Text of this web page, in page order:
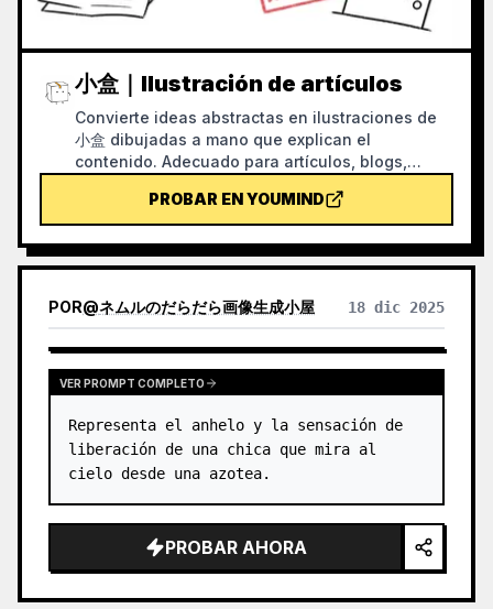
小盒｜Ilustración de artículos
Convierte ideas abstractas en ilustraciones de
小盒 dibujadas a mano que explican el
contenido. Adecuado para artículos, blogs,
IA, metodologías y notas de conocimiento; el 小
盒 siempre está cerrado y realiza personalmente
acciones clave como recopilar, filtrar, organizar,
corregir o entregar.
PROBAR EN YOUMIND
POR@ネムルのだらだら画像生成小屋 18 dic 2025
VER PROMPT COMPLETO
Representa el anhelo y la sensación de
liberación de una chica que mira al
cielo desde una azotea.
PROBAR AHORA